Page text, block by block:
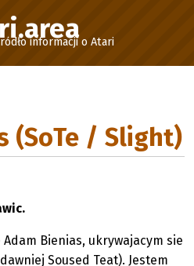
informacji o Atari
(SoTe / Slight)
Bienias, ukrywajacym sie
Soused Teat). Jestem